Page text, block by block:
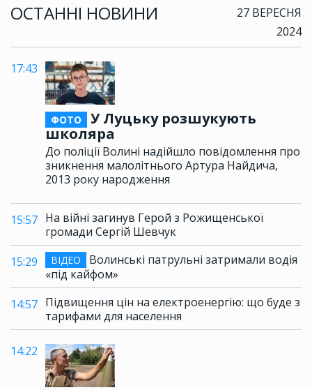
ОСТАННІ НОВИНИ
27 ВЕРЕСНЯ
2024
17:43
ФОТО
У Луцьку розшукують
школяра
До поліції Волині надійшло повідомлення про
зникнення малолітнього Артура Найдича,
2013 року народження
15:57 На війні загинув Герой з Рожищенської
громади Сергій Шевчук
15:29
ВІДЕО
Волинські патрульні затримали водія
«під кайфом»
14:57 Підвищення цін на електроенергію: що буде з
тарифами для населення
14:22